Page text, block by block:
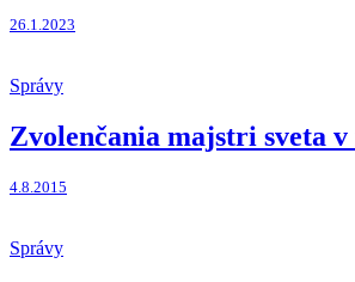
26.1.2023
Správy
Zvolenčania majstri sveta
4.8.2015
Správy